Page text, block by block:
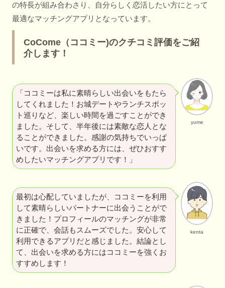
の特長が組み合わさり、自分らしく恋活したい方にとって
最適なマッチングアプリとなっています。
CoCome（ココミー)のクチコミ評価をご紹
介します！
yume
「ココミーは私に素晴らしい出会いをもたら
してくれました！お城デートやランチスポッ
ト巡りなど、楽しい時間を過ごすことができ
ました。そして、半年後には素敵な恋人とな
ることができました。感謝の気持ちでいっぱ
いです。出会いを求める方には、ぜひおすす
めしたいマッチングアプリです！」
kenta
最初は心配していましたが、ココミーを利用
して素晴らしいパートナーに出会うことがで
きました！プロフィールのマッチングが非常
に正確で、会話もスムーズでした。安心して
利用できるアプリだと感じました。結論とし
て、出会いを求める方にはココミーを強くお
すすめします！